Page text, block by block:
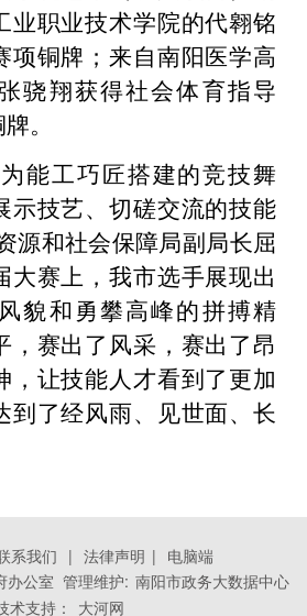
业职业技术学院的代翱铭
项铜牌；来自南阳医学高
骁翔获得社会体育指导
。
能工巧匠搭建的竞技舞
示技艺、切磋交流的技能
源和社会保障局副局长屈
大赛上，我市选手展现出
貌和勇攀高峰的拼搏精
，赛出了风采，赛出了昂
，让技能人才看到了更加
到了经风雨、见世面、长
系我们 | 法律声明 | 电脑端
办公室 管理维护: 南阳市政务大数据中心
术支持：
大河网